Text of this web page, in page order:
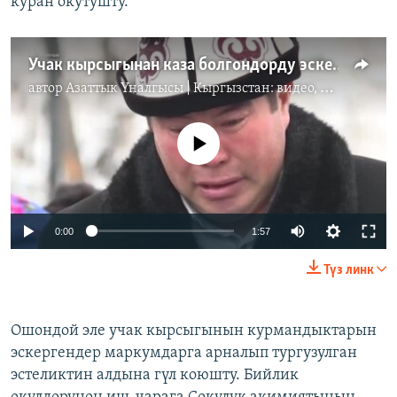
Учак кырсыгынан каза болгондорду эскерүү
автор Азаттык Үналгысы | Кыргызстан: видео, фото, кабарлар
No media source currently available
0:00 1:57
Түз линк
Ошондой эле учак кырсыгынын курмандыктарын
эскергендер маркумдарга арналып тургузулган
эстеликтин алдына гүл коюшту. Бийлик